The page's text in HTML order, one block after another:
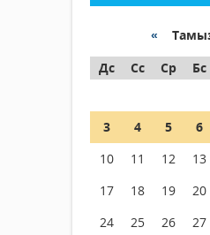
«
Дс
Сс Ср Бс
3
4 5 6
10
11 12 13
17
18 19 20
24
25 26 27